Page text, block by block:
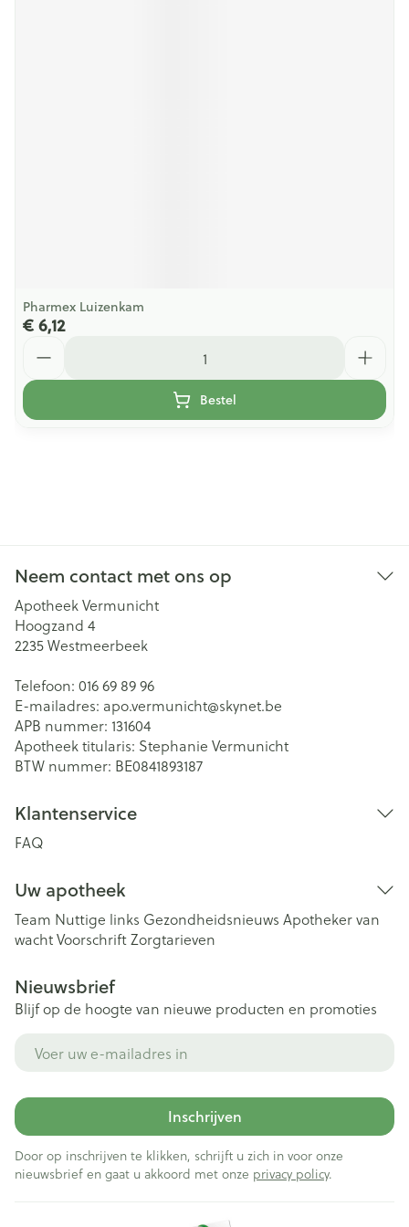
Pharmex Luizenkam
€ 6,12
Bestel
Neem contact met ons op
Apotheek Vermunicht
Hoogzand 4
2235Westmeerbeek
Telefoon: 016 69 89 96
E-mailadres: apo.vermunicht@skynet.be
APB nummer: 131604
Apotheek titularis: Stephanie Vermunicht
BTW nummer: BE0841893187
Klantenservice
FAQ
Uw apotheek
Team Nuttige links Gezondheidsnieuws Apotheker van
wachtVoorschriftZorgtarieven
Nieuwsbrief
Blijf op de hoogte van nieuwe producten en promoties
Inschrijven
Door op inschrijven te klikken, schrijft u zich in voor onze
nieuwsbrief en gaat u akkoord met onze privacy policy.